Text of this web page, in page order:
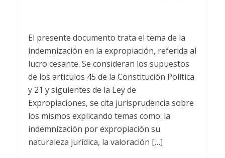
El presente documento trata el tema de la
indemnización en la expropiación, referida al
lucro cesante. Se consideran los supuestos
de los artículos 45 de la Constitución Política
y 21 y siguientes de la Ley de
Expropiaciones, se cita jurisprudencia sobre
los mismos explicando temas como: la
indemnización por expropiación su
naturaleza jurídica, la valoración […]